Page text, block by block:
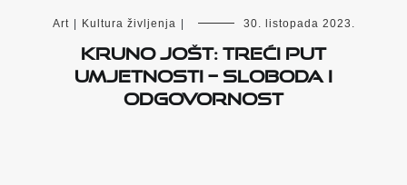
Art | Kultura življenja | 30. listopada 2023.
Kruno Jošt: Treći put
umjetnosti – sloboda i
odgovornost